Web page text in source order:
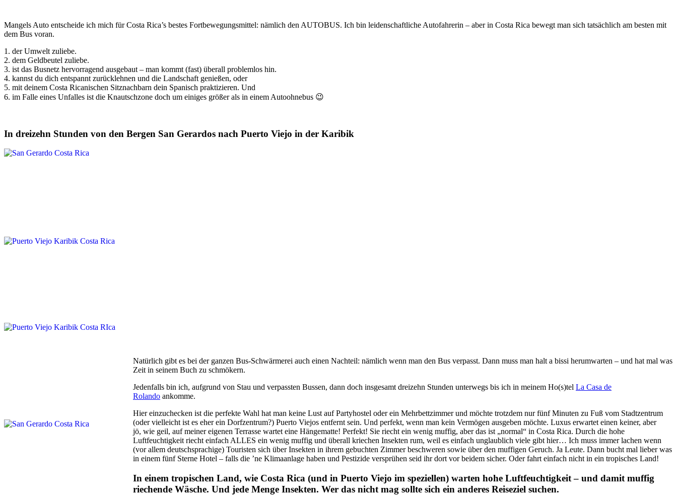
Mangels Auto entscheide ich mich für Costa Rica’s bestes Fortbewegungsmittel: nämlich den AUTOBUS. Ich bin leidenschaftliche Autofahrerin – aber in Costa Rica bewegt man sich tatsächlich am besten mit
dem Bus voran.
1. der Umwelt zuliebe.
2. dem Geldbeutel zuliebe.
3. ist das Busnetz hervorragend ausgebaut – man kommt (fast) überall problemlos hin.
4. kannst du dich entspannt zurücklehnen und die Landschaft genießen, oder
5. mit deinem Costa Ricanischen Sitznachbarn dein Spanisch praktizieren. Und
6. im Falle eines Unfalles ist die Knautschzone doch um einiges größer als in einem Autoohnebus 😉
In dreizehn Stunden von den Bergen San Gerardos nach Puerto Viejo in der Karibik
Natürlich gibt es bei der ganzen Bus-Schwärmerei auch einen Nachteil: nämlich wenn man den Bus verpasst. Dann muss man halt a bissi herumwarten – und hat mal was
Zeit in seinem Buch zu schmökern.
Jedenfalls bin ich, aufgrund von Stau und verpassten Bussen, dann doch insgesamt dreizehn Stunden unterwegs bis ich in meinem Ho(s)tel La Casa de
Rolando ankomme.
Hier einzuchecken ist die perfekte Wahl hat man keine Lust auf Partyhostel oder ein Mehrbettzimmer und möchte trotzdem nur fünf Minuten zu Fuß vom Stadtzentrum
(oder vielleicht ist es eher ein Dorfzentrum?) Puerto Viejos entfernt sein. Und perfekt, wenn man kein Vermögen ausgeben möchte. Luxus erwartet einen keiner, aber
jö, wie geil, auf meiner eigenen Terrasse wartet eine Hängematte! Perfekt! Sie riecht ein wenig muffig, aber das ist „normal“ in Costa Rica. Durch die hohe
Luftfeuchtigkeit riecht einfach ALLES ein wenig muffig und überall kriechen Insekten rum, weil es einfach unglaublich viele gibt hier… Ich muss immer lachen wenn
(vor allem deutschsprachige) Touristen sich über Insekten in ihrem gebuchten Zimmer beschweren sowie über den muffigen Geruch. Ja Leute. Dann bucht mal lieber was
in einem fünf Sterne Hotel – falls die ’ne Klimaanlage haben und Pestizide versprühen seid ihr dort vor beidem sicher. Oder fahrt einfach nicht in ein tropisches Land!
In einem tropischen Land, wie Costa Rica (und in Puerto Viejo im speziellen) warten hohe Luftfeuchtigkeit – und damit muffig
riechende Wäsche. Und jede Menge Insekten. Wer das nicht mag sollte sich ein anderes Reiseziel suchen.